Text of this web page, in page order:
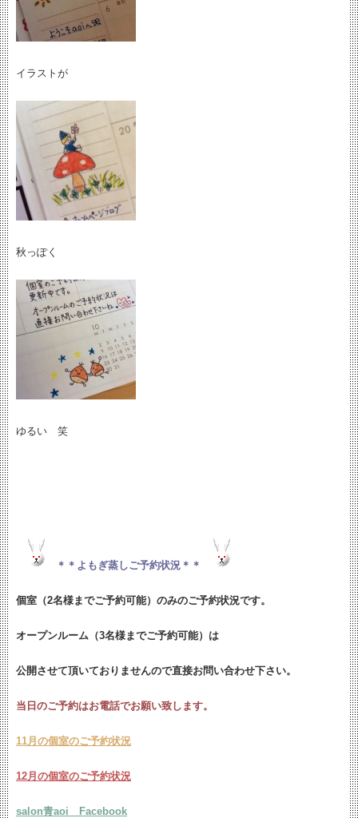
イラストが
秋っぽく
ゆるい 笑
＊＊よもぎ蒸しご予約状況＊＊
個室（2名様までご予約可能）のみのご予約状況です。
オープンルーム（3名様までご予約可能）は
公開させて頂いておりませんので直接お問い合わせ下さい。
当日のご予約はお電話でお願い致します。
11月の個室のご予約状況
12月の個室のご予約状況
salon青aoi Facebook